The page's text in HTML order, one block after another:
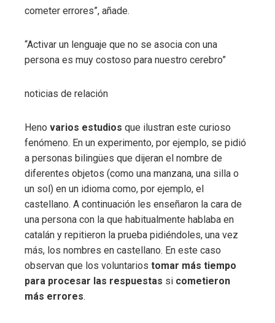
cometer errores”, añade.
“Activar un lenguaje que no se asocia con una
persona es muy costoso para nuestro cerebro”
noticias de relación
Heno varios estudios que ilustran este curioso
fenómeno. En un experimento, por ejemplo, se pidió
a personas bilingües que dijeran el nombre de
diferentes objetos (como una manzana, una silla o
un sol) en un idioma como, por ejemplo, el
castellano. A continuación les enseñaron la cara de
una persona con la que habitualmente hablaba en
catalán y repitieron la prueba pidiéndoles, una vez
más, los nombres en castellano. En este caso
observan que los voluntarios tomar más tiempo
para procesar las respuestas si cometieron
más errores.